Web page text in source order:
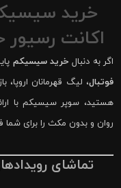
خرید
اکانت
اگر به دنبال خرید سیسیکم
فوتبال، لیگ قهرمانان
هستید، سوپر سیسیکم با
روان و بدون مکث را برای شما
تماشای